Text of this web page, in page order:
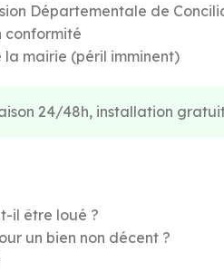
Départementale de
conformité
la mairie (péril imminent)
24/48h, installation
il être loué ?
un bien non décent ?